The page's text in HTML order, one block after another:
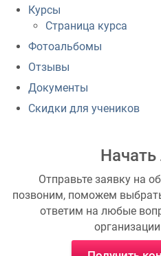
Курсы
Страница курса
Фотоальбомы
Отзывы
Документы
Скидки для учеников
Начать
Отправьте заявку на
позвоним, поможем
ответим на любые